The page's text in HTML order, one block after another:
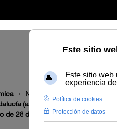
Normativa
(aprobado por el Consejo
de 28 de mayo de 2021. Texto